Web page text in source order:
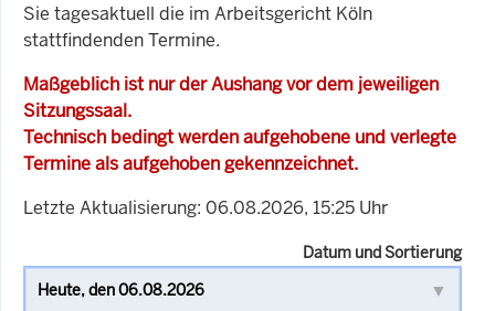
Sie tagesaktuell die im Arbeitsgericht Köln
stattfindenden Termine.
Maßgeblich ist nur der Aushang vor dem jeweiligen
Sitzungssaal.
Technisch bedingt werden aufgehobene und verlegte
Termine als aufgehoben gekennzeichnet.
Letzte Aktualisierung: 06.08.2026, 15:25 Uhr
Datum und Sortierung